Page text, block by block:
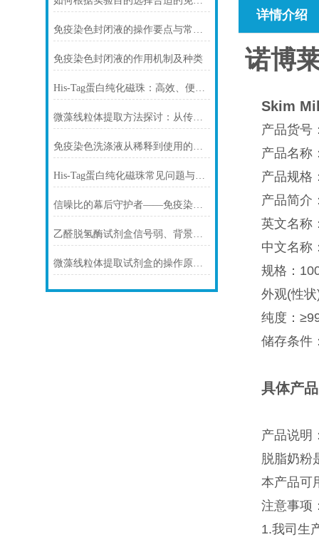
免疫染色封闭液的操作要点与常见问题解决方案
免疫染色封闭液的作用机制及种类
His-Tag蛋白纯化磁珠：高效、便捷的蛋白纯化解决方案
微藻线粒体提取方法探讨：从传统技术到试剂盒方案
免疫染色洗涤液从稀释到使用的完整流程
His-Tag蛋白纯化磁珠常见问题与解决方案
信噪比的幕后守护者——免疫染色洗涤液的科学原理与核心价值
乙醛脱氢酶试剂盒信号弱、背景高、重复性差怎么办？
微藻线粒体提取试剂盒的操作原理与实验优化指南
详情介绍
诺博
Skim
产品货号
产品名称
产品规格
产品简介
英文名称
中文名称
规格：
外观(性
纯度：
储存条件
具体产
产品说明
脱脂奶粉
本产品可
注意事项
1.我司生